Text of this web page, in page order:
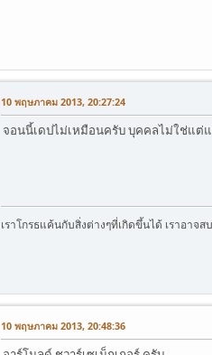
10 พฤษภาคม 2013, 20:27:24
จอนนี้เดปไม่เหมือนครับ บุคคลไม่ใช่แต่
เราโกรธแค้นกับสิ่งต่างๆที่เกิดขึ้นได้ เราอา
10 พฤษภาคม 2013, 20:48:36